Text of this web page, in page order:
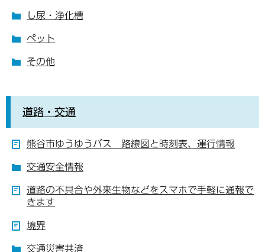
し尿・浄化槽
ペット
その他
道路・交通
熊谷市ゆうゆうバス 路線図と時刻表、運行情報
交通安全情報
道路の不具合や外来生物などをスマホで手軽に通報で
きます
境界
交通災害共済